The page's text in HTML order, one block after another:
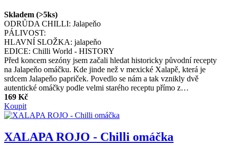
Skladem (>5ks)
ODRŮDA CHILLI: Jalapeňo
PÁLIVOST:
HLAVNÍ SLOŽKA: jalapeňo
EDICE: Chilli World - HISTORY
Před koncem sezóny jsem začali hledat historicky původní recepty
na Jalapeňo omáčku. Kde jinde než v mexické Xalapě, která je
srdcem Jalapeňo papriček. Povedlo se nám a tak vznikly dvě
autentické omáčky podle velmi starého receptu přímo z…
169 Kč
Koupit
XALAPA ROJO - Chilli omáčka